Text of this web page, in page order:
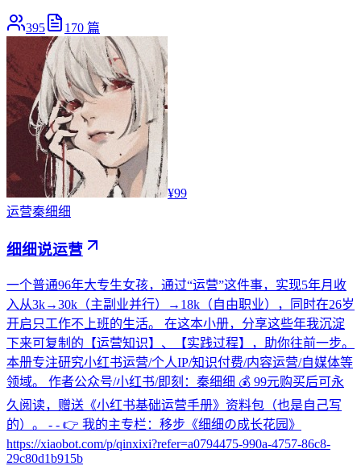
395 170 篇
¥99
运营秦细细
细细说运营
一个普通96年大专生女孩，通过“运营”这件事，实现5年月收
入从3k→30k（主副业并行）→18k（自由职业），同时在26岁
开启只工作不上班的生活。 在这本小册，分享这些年我沉淀
下来可复制的【运营知识】、【实践过程】，助你往前一步。
本册专注研究小红书运营/个人IP/知识付费/内容运营/自媒体等
领域。 作者公众号/小红书/即刻：秦细细 💰 99元购买后可永
久阅读，赠送《小红书基础运营手册》资料包（也是自己写
的）。 - - 👉 我的主专栏：移步《细细の成长花园》
https://xiaobot.com/p/qinxixi?refer=a0794475-990a-4757-86c8-
29c80d1b915b